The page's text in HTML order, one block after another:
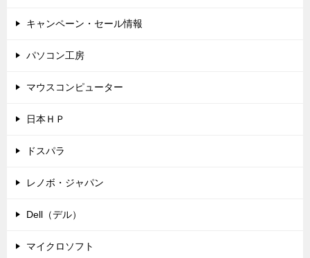
キャンペーン・セール情報
パソコン工房
マウスコンピューター
日本ＨＰ
ドスパラ
レノボ・ジャパン
Dell（デル）
マイクロソフト